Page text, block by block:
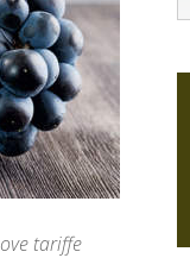
tariffe